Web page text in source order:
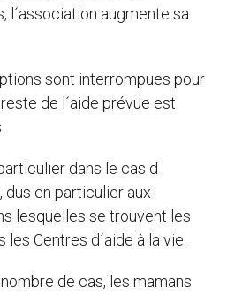
l´association augmente sa
sont interrompues pour
de l´aide prévue est
dans le cas d
dus en particulier aux
lesquelles se trouvent les
Centres d´aide à la vie.
de cas, les mamans